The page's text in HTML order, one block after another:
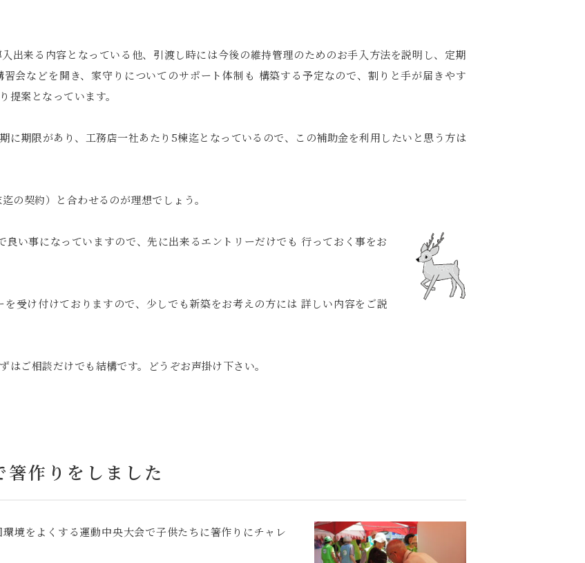
出来る内容となっている他、引渡し時には今後の維持管理のためのお手入方法を説明し、定期
会などを開き、家守りについてのサポート体制も 構築する予定なので、割りと手が届きやす
提案となっています。
に期限があり、工務店一社あたり5棟迄となっているので、この補助金を利用したいと思う方は
の契約）と合わせるのが理想でしょう。
い事になっていますので、先に出来るエントリーだけでも 行っておく事をお
を受け付けておりますので、少しでも新築をお考えの方には 詳しい内容をご説
ご相談だけでも結構です。どうぞお声掛け下さい。
作りをしました
境をよくする運動中央大会で子供たちに箸作りにチャレ